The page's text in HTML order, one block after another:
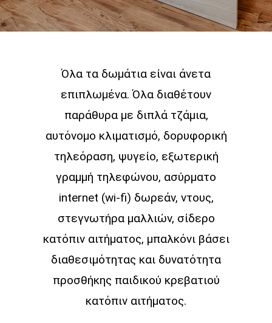
Όλα τα δωμάτια είναι άνετα
επιπλωμένα. Όλα διαθέτουν
παράθυρα με διπλά τζάμια,
αυτόνομο κλιματισμό, δορυφορική
τηλεόραση, ψυγείο, εξωτερική
γραμμή τηλεφώνου, ασύρματο
internet (wi-fi) δωρεάν, ντους,
στεγνωτήρα μαλλιών, σίδερο
κατόπιν αιτήματος, μπαλκόνι βάσει
διαθεσιμότητας και δυνατότητα
προσθήκης παιδικού κρεβατιού
κατόπιν αιτήματος.